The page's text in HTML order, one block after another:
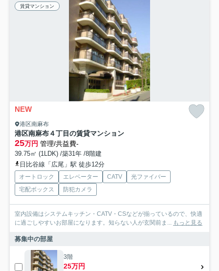
賃貸マンション
NEW
港区南麻布
港区南麻布４丁目の賃貸マンション
25万円 管理/共益費-
39.75㎡ (1LDK) /築31年 /8階建
日比谷線「広尾」駅 徒歩12分
オートロック エレベーター CATV
光ファイバー
宅配ボックス
防犯カメラ
室内設備はシステムキッチン・CATV・CSなどが揃っているので、快適
に過ごしやすいお部屋になります。知らない人が玄関前ま... もっと見る
募集中の部屋
3階
25万円